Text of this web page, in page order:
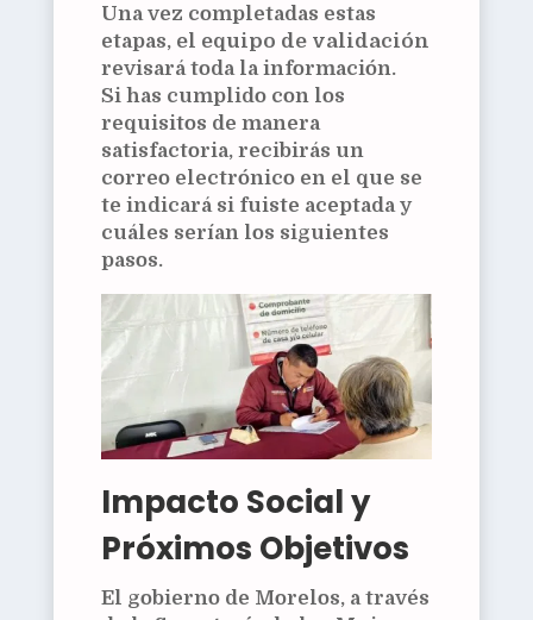
Una vez completadas estas
etapas, el equipo de validación
revisará toda la información.
Si has cumplido con los
requisitos de manera
satisfactoria, recibirás un
correo electrónico en el que se
te indicará si fuiste aceptada y
cuáles serían los siguientes
pasos.
Impacto Social y
Próximos Objetivos
El gobierno de Morelos, a través